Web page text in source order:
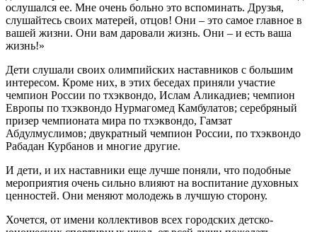
ослушался ее. Мне очень больно это вспоминать. Друзья,
слушайтесь своих матерей, отцов! Они – это самое главное в
вашей жизни. Они вам даровали жизнь. Они – и есть ваша
жизнь!»
Дети слушали своих олимпийских наставников с большим
интересом. Кроме них, в этих беседах приняли участие
чемпион России по тхэквондо, Ислам Аликадиев; чемпион
Европы по тхэквондо Нурмагомед Камбулатов; серебряный
призер чемпионата мира по тхэквондо, Гамзат
Абдулмуслимов; двукратный чемпион России, по тхэквондо
Рабадан Курбанов и многие другие.
И дети, и их наставники еще лучше поняли, что подобные
мероприятия очень сильно влияют на воспитание духовных
ценностей. Они меняют молодежь в лучшую сторону.
Хочется, от имени коллективов всех городских детско-